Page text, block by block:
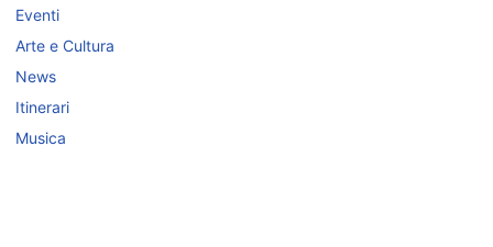
Eventi
Arte e Cultura
News
Itinerari
Musica